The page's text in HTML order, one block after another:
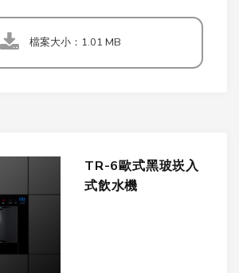
檔案大小：1.01 MB
TR-6歐式黑玻崁入
式飲水機